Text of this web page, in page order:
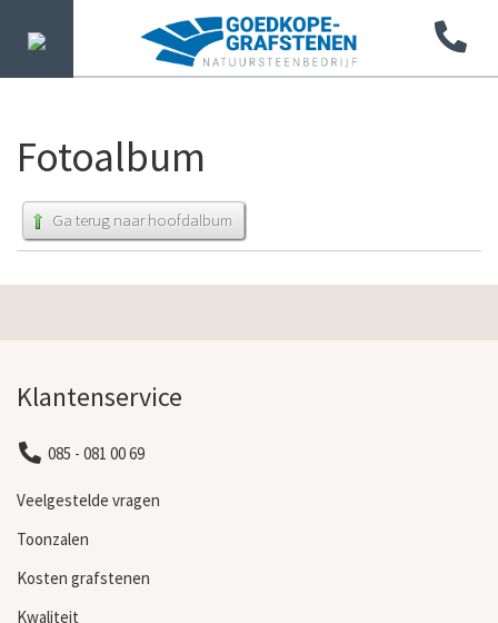
Fotoalbum
Ga terug naar hoofdalbum
Klantenservice
085 - 081 00 69
Veelgestelde vragen
Toonzalen
Kosten grafstenen
Kwaliteit